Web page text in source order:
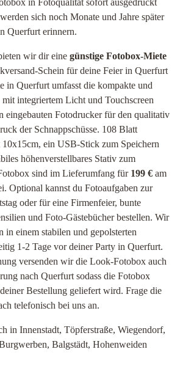
in Fotoqualität sofort ausgedruckt
sich noch Monate und Jahre später
Querfurt erinnern.
wir dir eine günstige Fotobox-Miete
Schein für deine Feier in Querfurt
in Querfurt umfasst die kompakte und
integriertem Licht und Touchscreen
eingebauten Fotodrucker für den qualitativ
der Schnappschüsse. 108 Blatt
ein USB-Stick zum Speichern
höhenverstellbares Stativ zum
sind im Lieferumfang für 199 € am
Optional kannst du Fotoaufgaben zur
oder für eine Firmenfeier, bunte
und Foto-Gästebücher bestellen. Wir
in einem stabilen und gepolsterten
1-2 Tage vor deiner Party in Querfurt.
versenden wir die Look-Fotobox auch
nach Querfurt sodass die Fotobox
Bestellung geliefert wird. Frage die
telefonisch bei uns an.
in Innenstadt, Töpferstraße, Wiegendorf,
Balgstädt, Hohenweiden